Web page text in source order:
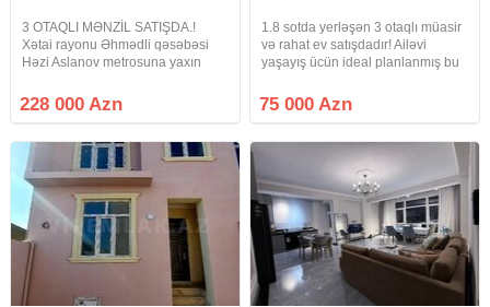
3 OTAQLI MƏNZİL SATIŞDA.!
Xətai rayonu Əhmədli qəsəbəsi
Həzi Aslanov metrosuna yaxın
binanın 7 ci mərtəbəsində ümumi
sahəsi 104 kv.m olan 3 otaqlı
228 000 Azn
1.8 sotda yerləşən 3 otaqlı müasir
və rahat ev satışdadır! Ailəvi
yaşayış ücün ideal planlanmış bu
olduğu üçün qiymətdə endirim
mümkündür. Bu ev əlverişli şəraiti,
75 000 Azn